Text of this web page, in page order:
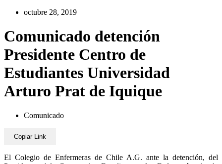
octubre 28, 2019
Comunicado detención
Presidente Centro de
Estudiantes Universidad
Arturo Prat de Iquique
Comunicado
Copiar Link
El Colegio de Enfermeras de Chile A.G. ante la detención, del